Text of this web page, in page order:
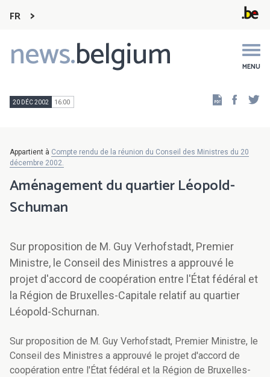
FR
news.belgium MENU
Main
navigation
20 DÉC 2002 16:00
Appartient à Compte rendu de la réunion du Conseil des Ministres du 20
décembre 2002.
Aménagement du quartier Léopold-
Schuman
Sur proposition de M. Guy Verhofstadt, Premier
Ministre, le Conseil des Ministres a approuvé le
projet d'accord de coopération entre l'État fédéral et
la Région de Bruxelles-Capitale relatif au quartier
Léopold-Schurnan.
Sur proposition de M. Guy Verhofstadt, Premier Ministre, le
Conseil des Ministres a approuvé le projet d'accord de
coopération entre l'État fédéral et la Région de Bruxelles-